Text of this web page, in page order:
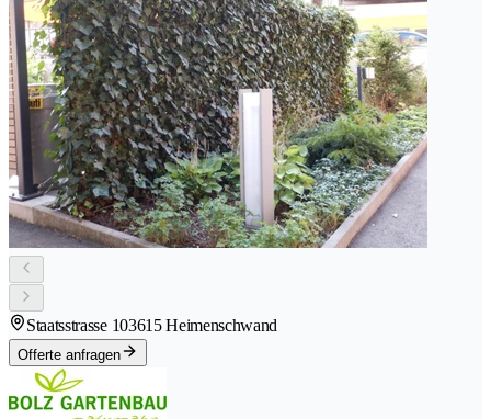
Staatsstrasse 103615 Heimenschwand
Offerte anfragen